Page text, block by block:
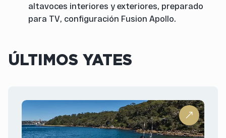
altavoces interiores y exteriores, preparado
para TV, configuración Fusion Apollo.
ÚLTIMOS YATES